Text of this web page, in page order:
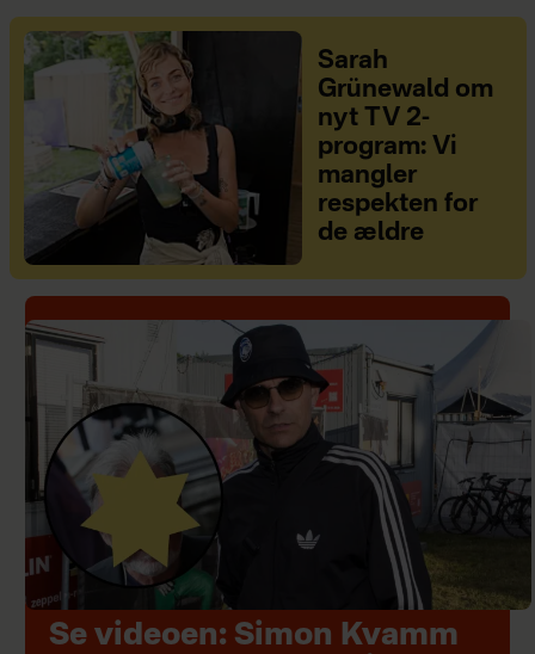
Sarah
Grünewald om
nyt TV 2-
program: Vi
mangler
respekten for
de ældre
Se videoen: Simon Kvamm